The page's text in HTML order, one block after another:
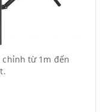
chỉnh từ 1m đến